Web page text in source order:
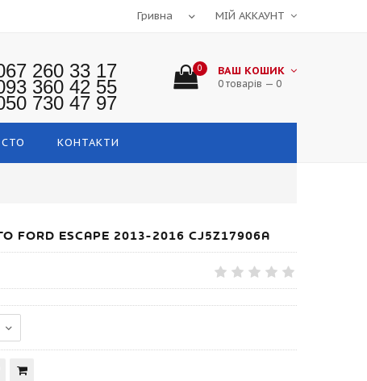
МІЙ АККАУНТ
260 33 17
360 42 55
730 47 97
0 ВАШ КОШИК
0 товарів — 0
СТО КОНТАКТИ
ESCAPE 2013-2016 CJ5Z17906A